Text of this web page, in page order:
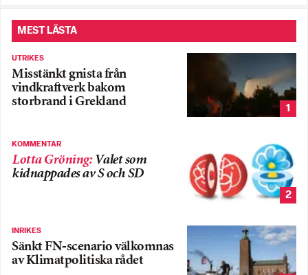
MEST LÄSTA
UTRIKES
Misstänkt gnista från
vindkraftverk bakom
storbrand i Grekland
1
KOMMENTAR
Lotta Gröning: Valet som
kidnappades av S och SD
2
INRIKES
Sänkt FN-scenario välkomnas
av Klimatpolitiska rådet